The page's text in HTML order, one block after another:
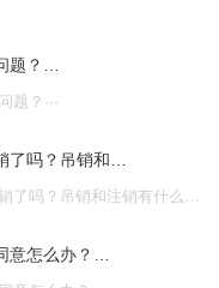
题？…
？···
了吗？吊销和…
意怎么办？…